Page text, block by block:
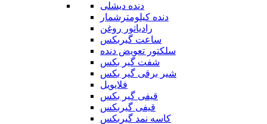
دنده دیشلی
دنده کیلومترشمار
رادیاتور روغن
ساعت گیربکس
سلکتور تعویض دنده
شفت گیر بکس
شیر برقی گیر بکس
فلایویل
قیفی گیر بکس
قیفی گیربکس
کاسه نمد گیربکس